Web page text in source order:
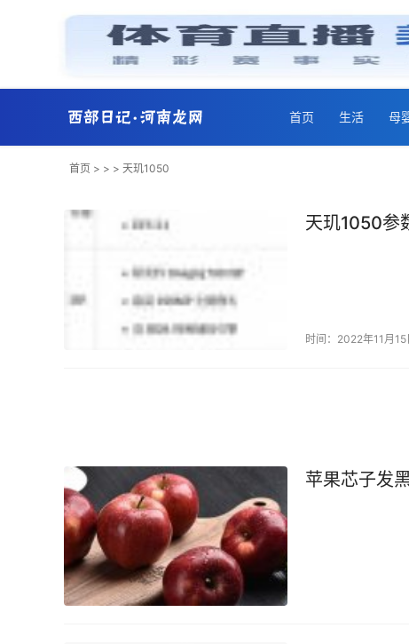
首页 生活 母
首页 > > > 天玑1050
天玑1050参
时间：2022年11月15
苹果芯子发